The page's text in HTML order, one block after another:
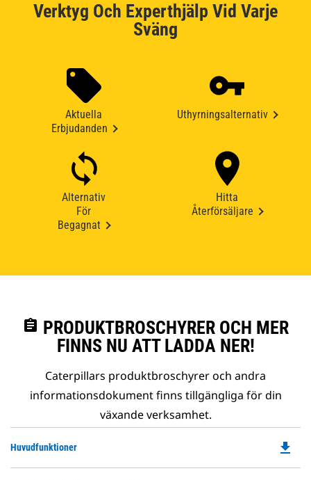
Verktyg Och Experthjälp Vid Varje
Sväng
Aktuella
Erbjudanden
Uthyrningsalternativ
Alternativ
För
Begagnat
Hitta
Återförsäljare
assignment PRODUKTBROSCHYRER OCH MER
FINNS NU ATT LADDA NER!
Caterpillars produktbroschyrer och andra
informationsdokument finns tillgängliga för din
växande verksamhet.
Huvudfunktioner file_download